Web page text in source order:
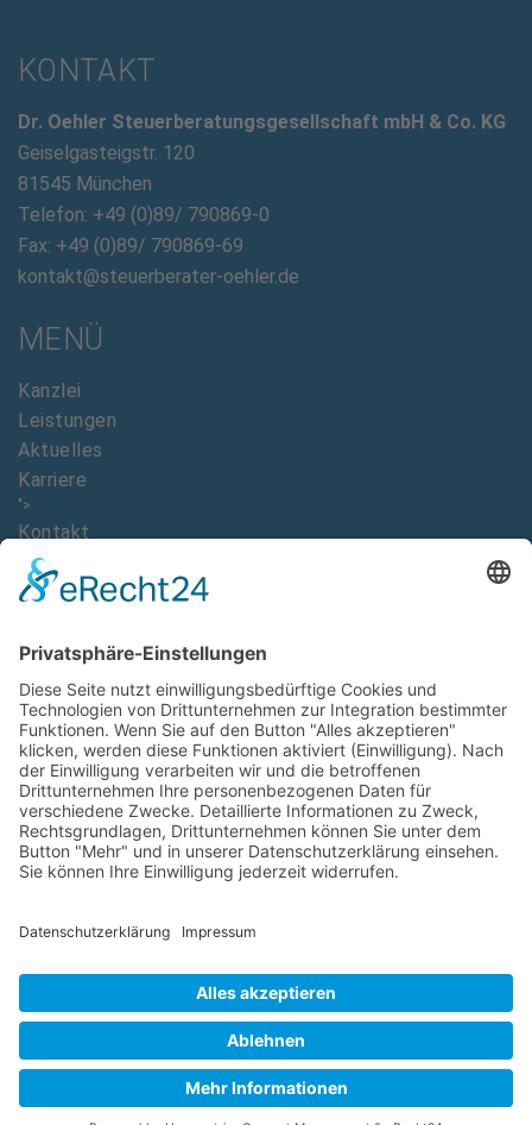
KONTAKT
Dr. Oehler Steuerberatungsgesellschaft mbH & Co. KG
Geiselgasteigstr. 120
81545 München
Telefon: +49 (0)89/ 790869-0
Fax: +49 (0)89/ 790869-69
kontakt@steuerberater-oehler.de
MENÜ
Kanzlei
Leistungen
Aktuelles
Karriere
">
Kontakt
DOWNLOADS
Imagebroschüre Dr. Ralph Oehler
AAB Allgemeine Auftragsbedingungen
AKTUELLE STELLENANGEBOTE
Lohn- und Gehaltsbuchhalter (m/w/d)
Steuer­­fach­­angestellter (m/w/d)
Steuer­berater (m/w/d)
Steuer­fachwirt (m/w/d)
Steuerberater/Wirtschaftsprüfer (m/w/d)